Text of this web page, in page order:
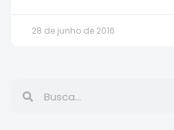
28 de junho de 2016